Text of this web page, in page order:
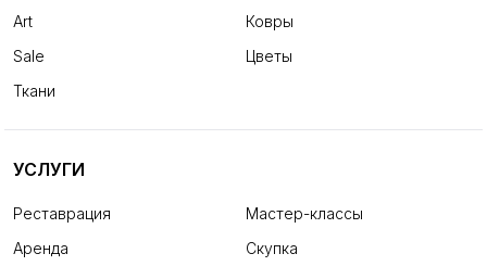
Art
Ковры
Sale
Цветы
Ткани
УСЛУГИ
Реставрация
Мастер-классы
Аренда
Скупка